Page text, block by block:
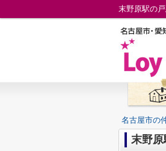
末野原駅の
名古屋市の
末野